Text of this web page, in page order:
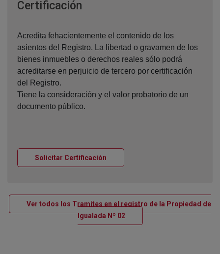
Certificación
Acredita fehacientemente el contenido de los
asientos del Registro. La libertad o gravamen de los
bienes inmuebles o derechos reales sólo podrá
acreditarse en perjuicio de tercero por certificación
del Registro.
Tiene la consideración y el valor probatorio de un
documento público.
Solicitar Certificación
Ver todos los Tramites en el registro de la Propiedad de
Igualada Nº 02Ventana nueva